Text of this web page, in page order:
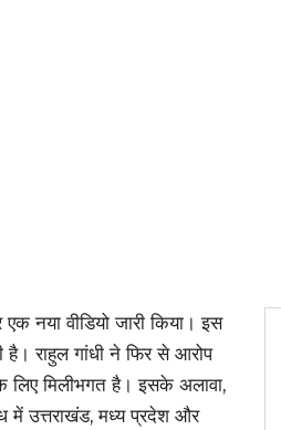
नया वीडियो जारी किया। इस
है। राहुल गांधी ने फिर से आरोप
लिए मिलीभगत है। इसके अलावा,
में उत्तराखंड, मध्य प्रदेश और